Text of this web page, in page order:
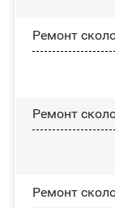
Ремонт
Ремонт
Ремонт